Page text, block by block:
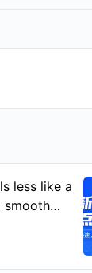
less like a
smooth